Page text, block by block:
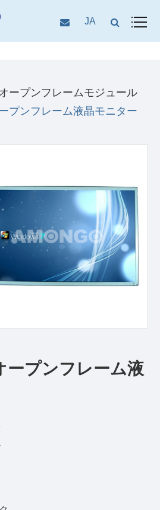
JA
ープンフレームモジュール
プンフレーム液晶モニター
ープンフレーム液